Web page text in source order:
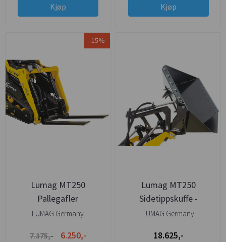
Kjøp Kjøp
-15%
Lumag MT250
Pallegafler
LUMAG Germany
7.375,- 6.250,-
Lumag MT250
Sidetippskuffe -
Hydraulisk
LUMAG Germany
18.625,-